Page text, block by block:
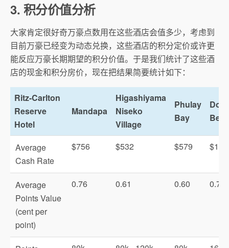
3. 积分价值分析
大家肯定很好奇万豪点数用在这些酒店会值多少，考虑到
目前万豪已经变为动态兑换，这些酒店的积分定价或许更
能反应万豪长期期望的积分价值。于是我们统计了这些酒
店的现金和积分房价，现在把结果简要统计如下：
Ritz-Carlton
Reserve
Hotel
Mandapa
Higashiyama
Niseko
Village
Phulay
Bay
Average
Cash Rate
$756 $532 $579
Average
Points Value
(cent per
point)
0.76 0.61 0.60 0.73